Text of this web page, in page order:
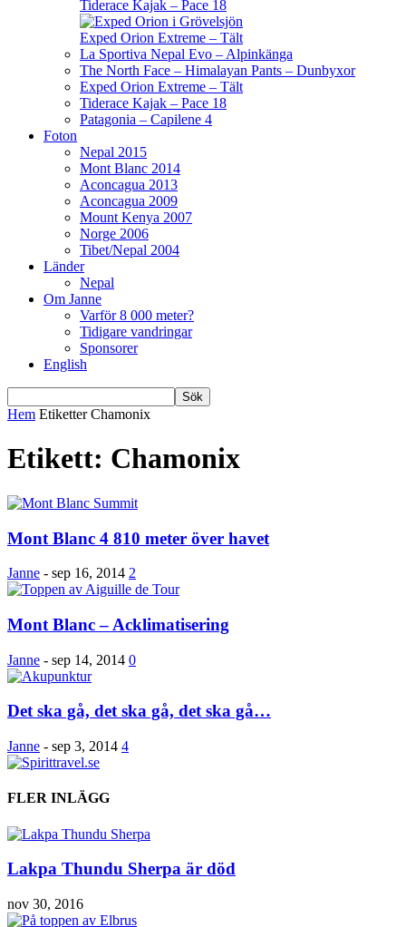
Tiderace Kajak – Pace 18
Exped Orion Extreme – Tält
La Sportiva Nepal Evo – Alpinkänga
The North Face – Himalayan Pants – Dunbyxor
Exped Orion Extreme – Tält
Tiderace Kajak – Pace 18
Patagonia – Capilene 4
Foton
Nepal 2015
Mont Blanc 2014
Aconcagua 2013
Aconcagua 2009
Mount Kenya 2007
Norge 2006
Tibet/Nepal 2004
Länder
Nepal
Om Janne
Varför 8 000 meter?
Tidigare vandringar
Sponsorer
English
Hem Etiketter Chamonix
Etikett: Chamonix
Mont Blanc 4 810 meter över havet
Janne - sep 16, 2014 2
Mont Blanc – Acklimatisering
Janne - sep 14, 2014 0
Det ska gå, det ska gå, det ska gå…
Janne - sep 3, 2014 4
FLER INLÄGG
Lakpa Thundu Sherpa är död
nov 30, 2016